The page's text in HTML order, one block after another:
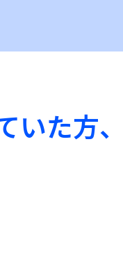
た方、